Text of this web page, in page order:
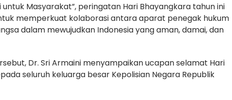
untuk Masyarakat”, peringatan Hari Bhayangkara tahun ini
memperkuat kolaborasi antara aparat penegak hukum
dalam mewujudkan Indonesia yang aman, damai, dan
Dr. Sri Armaini menyampaikan ucapan selamat Hari
seluruh keluarga besar Kepolisian Negara Republik